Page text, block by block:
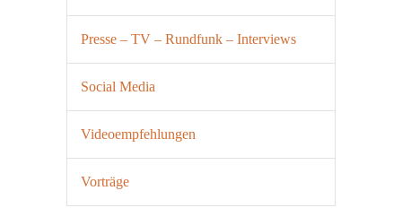
Presse – TV – Rundfunk – Interviews
Social Media
Videoempfehlungen
Vorträge